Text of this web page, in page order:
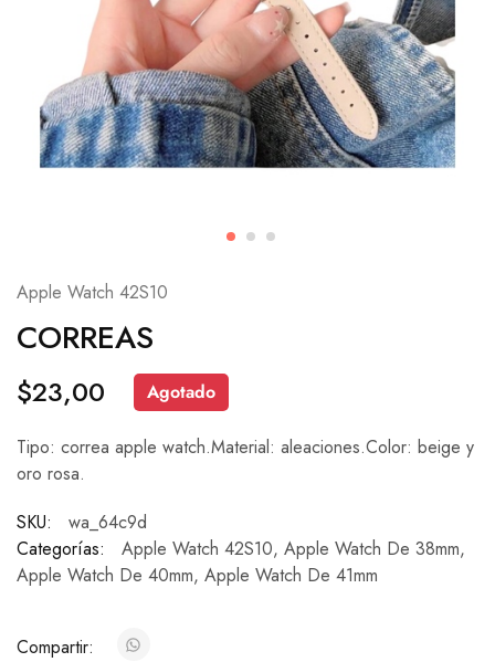
Apple Watch 42S10
CORREAS
$23,00 Agotado
Tipo: correa apple watch.Material: aleaciones.Color: beige y
oro rosa.
SKU:
wa_64c9d
Categorías:
Apple Watch 42S10, Apple Watch De 38mm,
Apple Watch De 40mm, Apple Watch De 41mm
Compartir: